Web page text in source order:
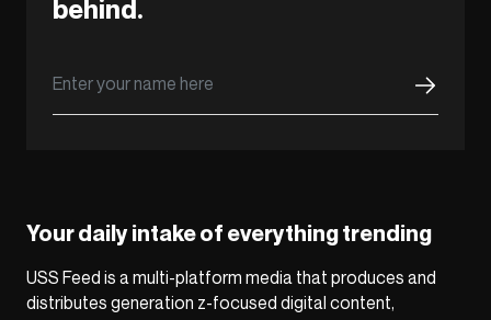
behind.
Your daily intake of everything trending
USS Feed is a multi-platform media that produces and
distributes generation z-focused digital content,